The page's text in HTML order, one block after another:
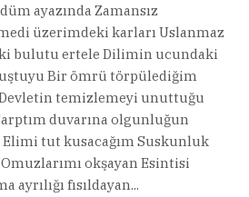
ayazında Zamansız
üzerimdeki karları Uslanmaz
bulutu ertele Dilimin ucundaki
Bir ömrü törpülediğim
Devletin temizlemeyi unuttuğu
duvarına olgunluğun
Elimi tut kusacağım Suskunluk
okşayan Esintisi
fısıldayan...